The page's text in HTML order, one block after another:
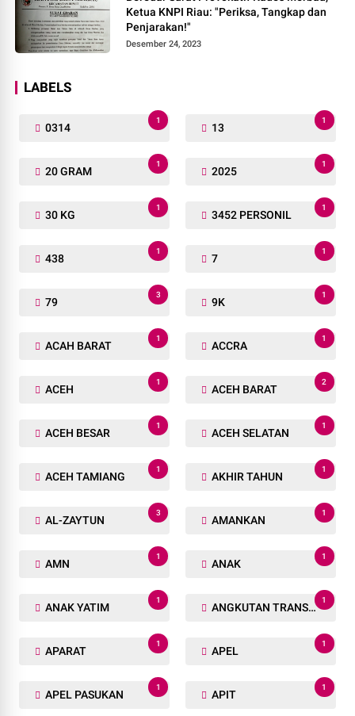
Ketua KNPI Riau: "Periksa, Tangkap dan
Penjarakan!"
Desember 24, 2023
LABELS
0314
1
13
1
20 GRAM
1
2025
1
30 KG
1
3452 PERSONIL
1
438
1
7
1
79
3
9K
1
ACAH BARAT
1
ACCRA
1
ACEH
1
ACEH BARAT
2
ACEH BESAR
1
ACEH SELATAN
1
ACEH TAMIANG
1
AKHIR TAHUN
1
AL-ZAYTUN
3
AMANKAN
1
AMN
1
ANAK
1
ANAK YATIM
1
ANGKUTAN TRANSPORTASI
1
APARAT
1
APEL
1
APEL PASUKAN
1
APIT
1